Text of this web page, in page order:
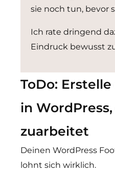
sie noch tun, bevor
Ich rate dringend
Eindruck bewusst
ToDo:
in
zuarbeitet
Deinen WordPress
lohnt sich wirklich.